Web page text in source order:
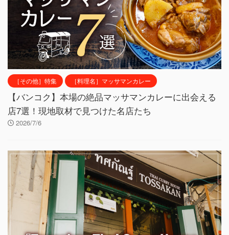
［その他］特集 ［料理名］マッサマンカレー
【バンコク】本場の絶品マッサマンカレーに出会える
店7選！現地取材で見つけた名店たち
2026/7/6